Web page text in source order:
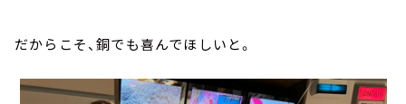
だからこそ、銅でも喜んでほしいと。